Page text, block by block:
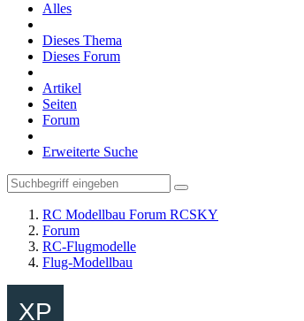
Alles
Dieses Thema
Dieses Forum
Artikel
Seiten
Forum
Erweiterte Suche
RC Modellbau Forum RCSKY
Forum
RC-Flugmodelle
Flug-Modellbau